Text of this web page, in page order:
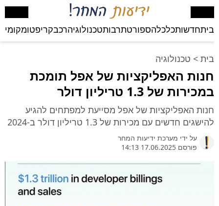
ביתחדשותכלכלהספורטתרבותטכנולוגיהרכבקריפטומקומי
בית > טכנולוגיה
חנות האפליקציות של אפל תומכת
במכירות של 1.3 טריליון דולר
חנות האפליקציות של אפל מסייעת למפתחים להגיע
להישגים חדשים עם מכירות של 1.3 טריליון דולר ב-2024
על ידי מערכת ידיעות המחר
פורסם 17.06.2025 14:13